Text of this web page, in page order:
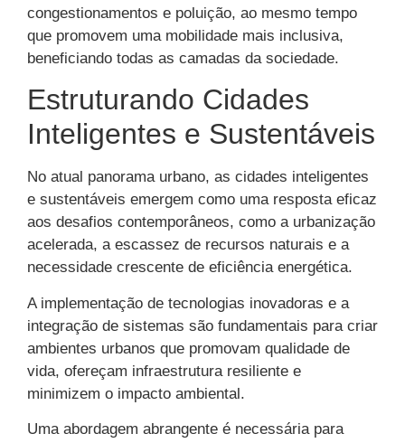
congestionamentos e poluição, ao mesmo tempo
que promovem uma mobilidade mais inclusiva,
beneficiando todas as camadas da sociedade.
Estruturando Cidades
Inteligentes e Sustentáveis
No atual panorama urbano, as cidades inteligentes
e sustentáveis emergem como uma resposta eficaz
aos desafios contemporâneos, como a urbanização
acelerada, a escassez de recursos naturais e a
necessidade crescente de eficiência energética.
A implementação de tecnologias inovadoras e a
integração de sistemas são fundamentais para criar
ambientes urbanos que promovam qualidade de
vida, ofereçam infraestrutura resiliente e
minimizem o impacto ambiental.
Uma abordagem abrangente é necessária para